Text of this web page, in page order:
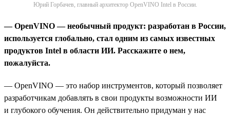
Юрий Горбачев, главный архитектор OpenVINO Intel в России.
— OpenVINO — необычный продукт: разработан в России,
используется глобально, стал одним из самых известных
продуктов Intel в области ИИ. Расскажите о нем,
пожалуйста.
— OpenVINO — это набор инструментов, который позволяет
разработчикам добавлять в свои продукты возможности ИИ
и глубокого обучения. Он действительно придуман у нас